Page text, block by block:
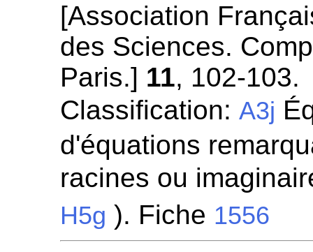
[Association
des Sciences.
Paris.] 11, 102-103.
Classification:A3j
d'équations
racines ou
H5g ). Fiche 1556